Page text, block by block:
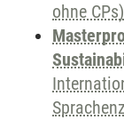
ohne CPs)